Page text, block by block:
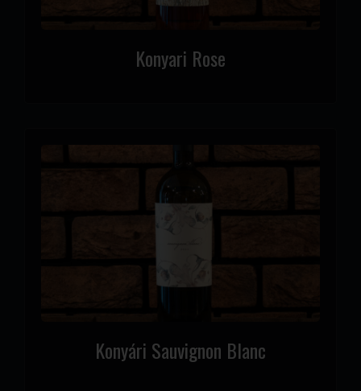
Konyari Rose
Konyári Sauvignon Blanc